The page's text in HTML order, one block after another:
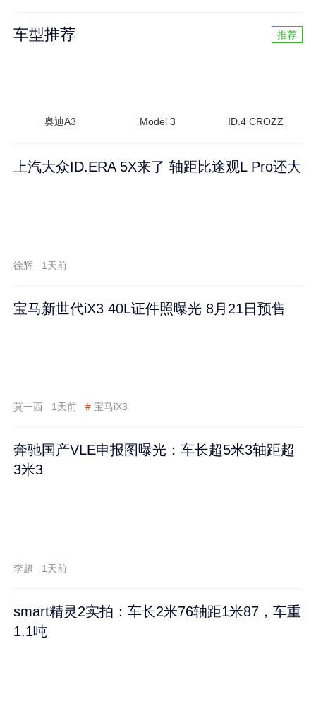
车型推荐 推荐
奥迪A3 Model 3 ID.4 CROZZ
上汽大众ID.ERA 5X来了 轴距比途观L Pro还大
徐辉 1天前
宝马新世代iX3 40L证件照曝光 8月21日预售
莫一西 1天前 # 宝马iX3
奔驰国产VLE申报图曝光：车长超5米3轴距超
3米3
李超 1天前
smart精灵2实拍：车长2米76轴距1米87，车重
1.1吨